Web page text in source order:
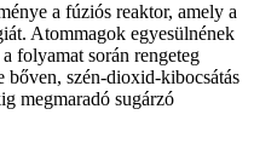
a fúziós reaktor, amely a
Atommagok egyesülnének
folyamat során rengeteg
bőven, szén-dioxid-kibocsátás
megmaradó sugárzó